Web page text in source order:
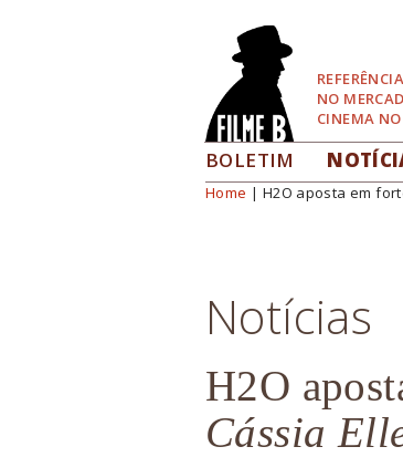
REFERÊNCIA
NO
CINEMA
BOLETIM
Você está aqui
Home | H2O aposta em
Notícias
H2O
Cássia